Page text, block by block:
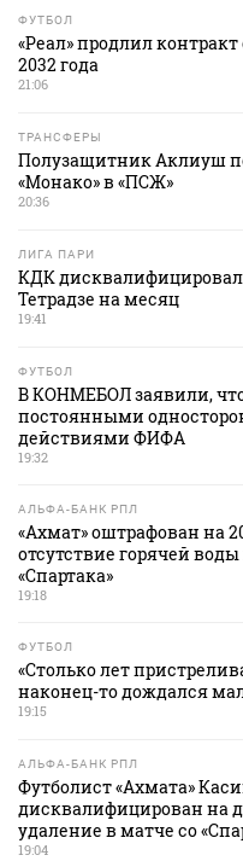
ФУТБОЛ
«Реал» продлил
2032 года
21:06
ТРАНСФЕРЫ
Полузащитник Аклиуш
«Монако» в «ПСЖ»
20:36
ЛИГА ПАРИ
КДК дисквалифицировал
Тетрадзе на месяц
19:41
ФУТБОЛ
В КОНМЕБОЛ заявили,
постоянными
действиями ФИФА
19:32
АЛЬФА-БАНК РПЛ
«Ахмат» оштрафован на
отсутствие горячей
«Спартака»
19:18
ФУТБОЛ
«Столько лет
наконец-то дождался
19:15
АЛЬФА-БАНК РПЛ
Футболист «Ахмата»
дисквалифицирован на
удаление в матче со
19:04